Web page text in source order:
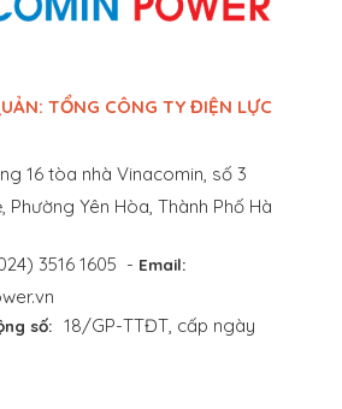
TỔNG CÔNG TY ĐIỆN LỰC
16 tòa nhà Vinacomin, số 3
Phường Yên Hòa, Thành Phố Hà
3516 1605 - Email:
số: 18/GP-TTĐT, cấp ngày